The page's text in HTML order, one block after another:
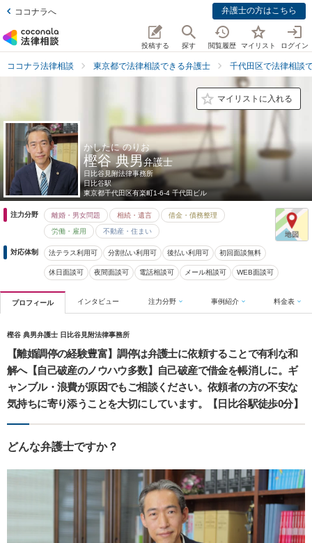
ココナラへ 弁護士の方はこちら
投稿する 探す 閲覧履歴 マイリスト ログイン
ココナラ法律相談 東京都で法律相談できる弁護士 千代田区で法律相談
マイリストに入れる
かしたに のりお
樫谷 典男弁護士
日比谷見附法律事務所
日比谷駅
東京都千代田区有楽町1-6-4 千代田ビル
注力分野 離婚・男女問題 相続・遺言 借金・債務整理
労働・雇用 不動産・住まい
対応体制 法テラス利用可 分割払い利用可 後払い利用可 初回面談無料
休日面談可 夜間面談可 電話相談可 メール相談可 WEB面談可
プロフィール インタビュー 注力分野 事例紹介 料金表
樫谷 典男弁護士 日比谷見附法律事務所
【離婚調停の経験豊富】調停は弁護士に依頼することで有利な和
解へ【自己破産のノウハウ多数】自己破産で借金を帳消しに。ギ
ャンブル・浪費が原因でもご相談ください。依頼者の方の不安な
気持ちに寄り添うことを大切にしています。【日比谷駅徒歩0分】
どんな弁護士ですか？